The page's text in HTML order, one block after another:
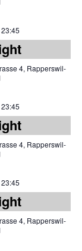
23:45
4, Rapperswil-
23:45
4, Rapperswil-
23:45
4, Rapperswil-